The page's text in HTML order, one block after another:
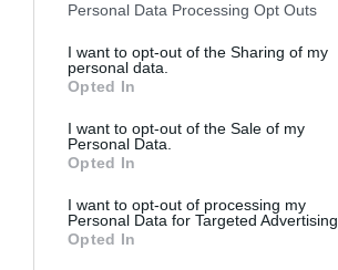
Personal Data Processing Opt Outs
I want to opt-out of the Sharing of my
personal data.
Opted In
I want to opt-out of the Sale of my
Personal Data.
Opted In
I want to opt-out of processing my
Personal Data for Targeted Advertising.
Opted In